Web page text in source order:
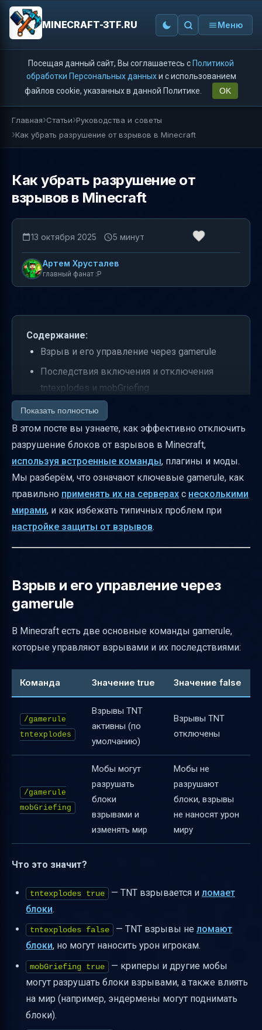
MINECRAFT-3TF.RU Меню
Посещая данный сайт, Вы соглашаетесь с Политикой
обработки Персональных данныхи с использованием
файлов cookie, указанных в данной Политике.
OK
Главная Статьи Руководства и советы
Как убрать разрушение от взрывов в Minecraft
Как убрать разрушение от
взрывов в Minecraft
13 октября 2025 5 минут
Артем Хрусталев
главный фанат :P
Содержание:
Взрыв и его управление через gamerule
Последствия включения и отключения
tntexplodes и mobGriefing
Почему для использования команд нужен
статус OP и как его получить
Управление взрывами в разных мирах
Тонкий контроль с помощью WorldGuard и
WorldEdit
Как правильно сочетать gamerule и
WorldGuard
Альтернативные способы отключения
разрушения от взрывов
Пример конфигурации для разных типов
серверов
Документирование и обновление правил
Полезные ссылки
Показать полностью
В этом посте вы узнаете, как эффективно отключить
разрушение блоков от взрывов в Minecraft,
используя встроенные команды, плагины и моды.
Мы разберём, что означают ключевые gamerule, как
правильно применять их на серверах с несколькими
мирами, и как избежать типичных проблем при
настройке защиты от взрывов.
Взрыв и его управление через
gamerule
В Minecraft есть две основные команды gamerule,
которые управляют взрывами и их последствиями:
Команда Значение true Значение false
/gamerule
tntexplodes
Взрывы TNT
активны (по
умолчанию)
Взрывы TNT
отключены
/gamerule
mobGriefing
Мобы могут
разрушать
блоки
взрывами и
изменять мир
Мобы не
разрушают
блоки, взрывы
не наносят урон
миру
Что это значит?
tntexplodes true — TNT взрывается и ломает
блоки.
tntexplodes false — TNT взрывы не ломают
блоки, но могут наносить урон игрокам.
mobGriefing true
— криперы и другие мобы
могут разрушать блоки взрывами, а также влиять
на мир (например, эндермены могут поднимать
блоки).